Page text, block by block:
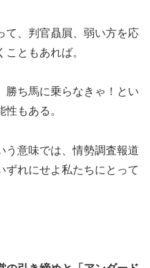
て、判官贔屓、弱い方を応
ともあれば。
勝ち馬に乗らなきゃ！とい
もある。
う意味では、情勢調査報道
ずれにせよ私たちにとって